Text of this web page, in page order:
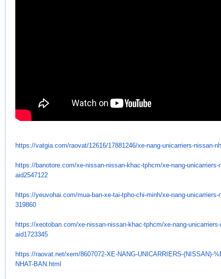
https://vatgia.com/raovat/12616/17881246/xe-nang-unicarriers-nissan-
https://banotore.com/xe-nissan-nissan-khac-tphcm/xe-nang-unicarriers-
aid2547122
https://yeuvohai.com/mua-ban-xe-tai-tpho-chi-minh/xe-nang-unicarriers-
319860
https://xeotoban.com/xe-nissan-nissan-khac-tphcm/xe-nang-
aid1723345
https://raovat.net/xem/8607072-XE-NANG-UNICARRIERS-(NISSAN)-
NHAT-BAN.html